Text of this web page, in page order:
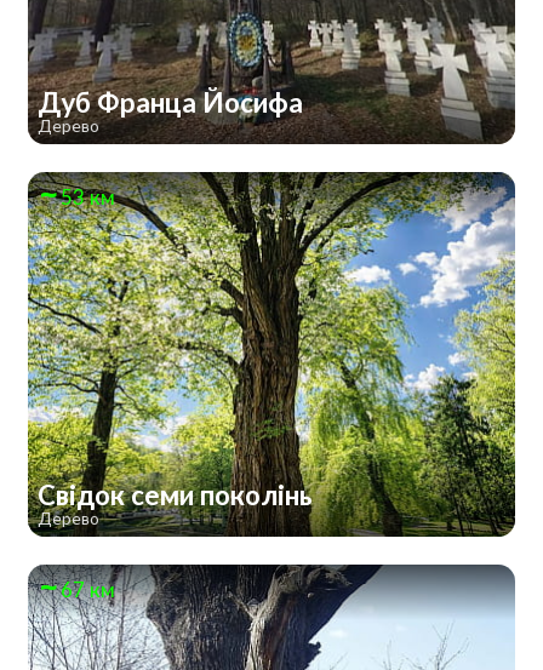
Дуб Франца Йосифа
Дерево
53 км
Свідок семи поколінь
Дерево
67 км